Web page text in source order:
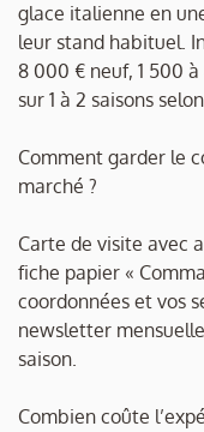
glace italienne en
leur stand habituel.
8 000 € neuf, 1 500
sur 1 à 2 saisons
Comment garder le
marché ?
Carte de visite avec
fiche papier «
coordonnées et vos
newsletter
saison.
Combien coûte